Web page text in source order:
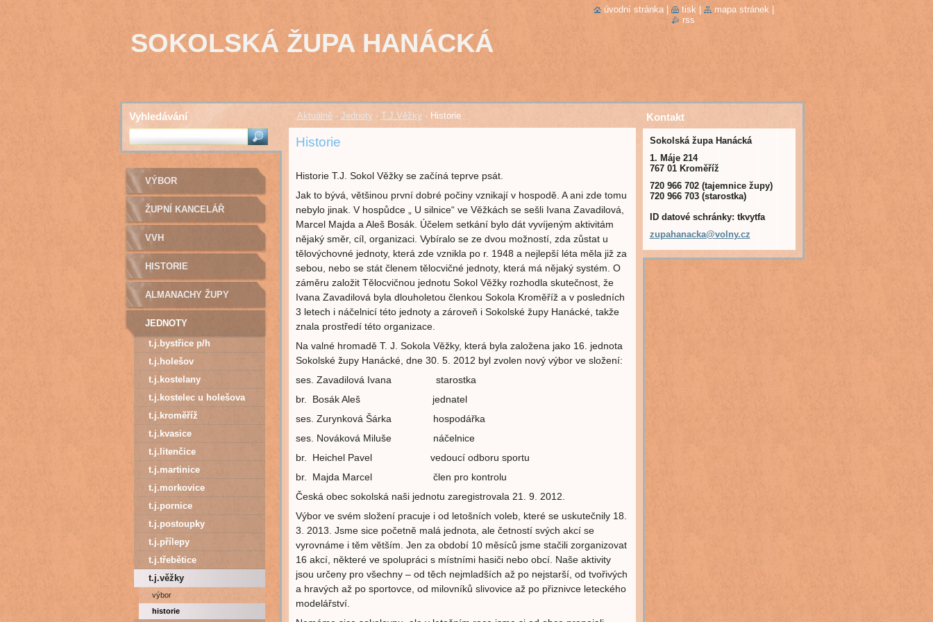
SOKOLSKÁ ŽUPA HANÁCKÁ
Aktuálně - Jednoty - T.J.Věžky - Historie
Historie
Historie T.J. Sokol Věžky se začíná teprve psát.
Jak to bývá, většinou první dobré počiny vznikají v hospodě. A ani zde tomu
nebylo jinak. V hospůdce „ U silnice“ ve Věžkách se sešli Ivana Zavadilová,
Marcel Majda a Aleš Bosák. Účelem setkání bylo dát vyvíjeným aktivitám
nějaký směr, cíl, organizaci. Vybíralo se ze dvou možností, zda zůstat u
tělovýchovné jednoty, která zde vznikla po r. 1948 a nejlepší léta měla již za
sebou, nebo se stát členem tělocvičné jednoty, která má nějaký systém. O
záměru založit Tělocvičnou jednotu Sokol Věžky rozhodla skutečnost, že
Ivana Zavadilová byla dlouholetou členkou Sokola Kroměříž a v posledních
3 letech i náčelnicí této jednoty a zároveň i Sokolské župy Hanácké, takže
znala prostředí této organizace.
Na valné hromadě T. J. Sokola Věžky, která byla založena jako 16. jednota
Sokolské župy Hanácké, dne 30. 5. 2012 byl zvolen nový výbor ve složení:
ses. Zavadilová Ivana starostka
br. Bosák Aleš jednatel
ses. Zurynková Šárka hospodářka
ses. Nováková Miluše náčelnice
br. Heichel Pavel vedoucí odboru sportu
br. Majda Marcel člen pro kontrolu
Česká obec sokolská naši jednotu zaregistrovala 21. 9. 2012.
Výbor ve svém složení pracuje i od letošních voleb, které se uskutečnily 18.
3. 2013. Jsme sice početně malá jednota, ale četností svých akcí se
vyrovnáme i těm větším. Jen za období 10 měsíců jsme stačili zorganizovat
16 akcí, některé ve spolupráci s místními hasiči nebo obcí. Naše aktivity
jsou určeny pro všechny – od těch nejmladších až po nejstarší, od tvořivých
a hravých až po sportovce, od milovníků slivovice až po přiznivce leteckého
modelářství.
VÝBOR
ŽUPNÍ KANCELÁŘ
VVH
HISTORIE
ALMANACHY ŽUPY
JEDNOTY
t.j.bystřice p/h
t.j.holešov
t.j.kostelany
t.j.kostelec u holešova
t.j.kroměříž
t.j.kvasice
t.j.litenčice
t.j.martinice
t.j.morkovice
t.j.pornice
t.j.postoupky
t.j.přílepy
t.j.třebětice
t.j.věžky
výbor
historie
Kontakt
Sokolská župa Hanácká
1. Máje 214
767 01 Kroměříž
720 966 702 (tajemnice župy)
720 966 703 (starostka)
ID datové schránky: tkvytfa
zupahanacka@volny.cz
Vyhledávání
úvodní stránka tisk mapa stránek
rss